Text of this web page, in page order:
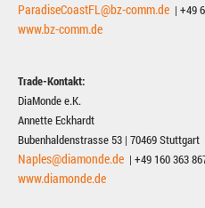
ParadiseCoastFL@bz-comm.de | +49
www.bz-comm.de
Trade-Kontakt:
DiaMonde e.K.
Annette Eckhardt
Bubenhaldenstrasse 53 | 70469 Stuttgart
Naples@diamonde.de | +49 160 363
www.diamonde.de